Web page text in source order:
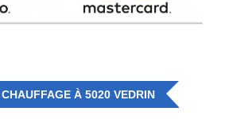
À 5020 VEDRIN